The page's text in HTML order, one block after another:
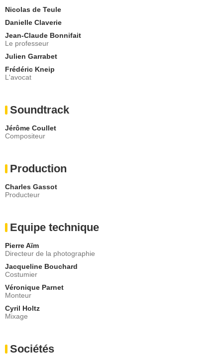
Nicolas de Teule
Danielle Claverie
Jean-Claude Bonnifait
Le professeur
Julien Garrabet
Frédéric Kneip
L'avocat
Soundtrack
Jérôme Coullet
Compositeur
Production
Charles Gassot
Producteur
Equipe technique
Pierre Aïm
Directeur de la photographie
Jacqueline Bouchard
Costumier
Véronique Parnet
Monteur
Cyril Holtz
Mixage
Sociétés